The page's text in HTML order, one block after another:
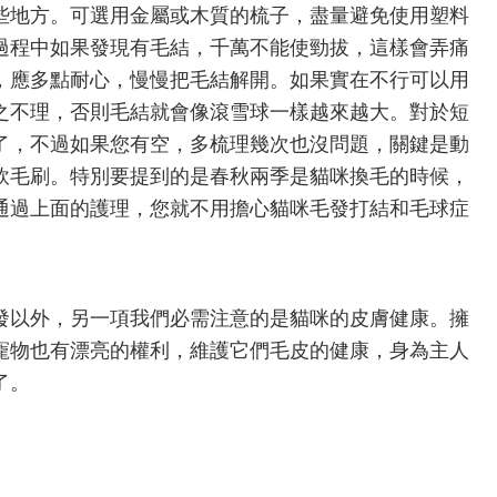
方。可選用金屬或木質的梳子，盡量避免使用塑料
中如果發現有毛結，千萬不能使勁拔，這樣會弄痛
多點耐心，慢慢把毛結解開。如果實在不行可以用
理，否則毛結就會像滾雪球一樣越來越大。對於短
不過如果您有空，多梳理幾次也沒問題，關鍵是動
刷。特別要提到的是春秋兩季是貓咪換毛的時候，
上面的護理，您就不用擔心貓咪毛發打結和毛球症
，另一項我們必需注意的是貓咪的皮膚健康。擁
也有漂亮的權利，維護它們毛皮的健康，身為主人